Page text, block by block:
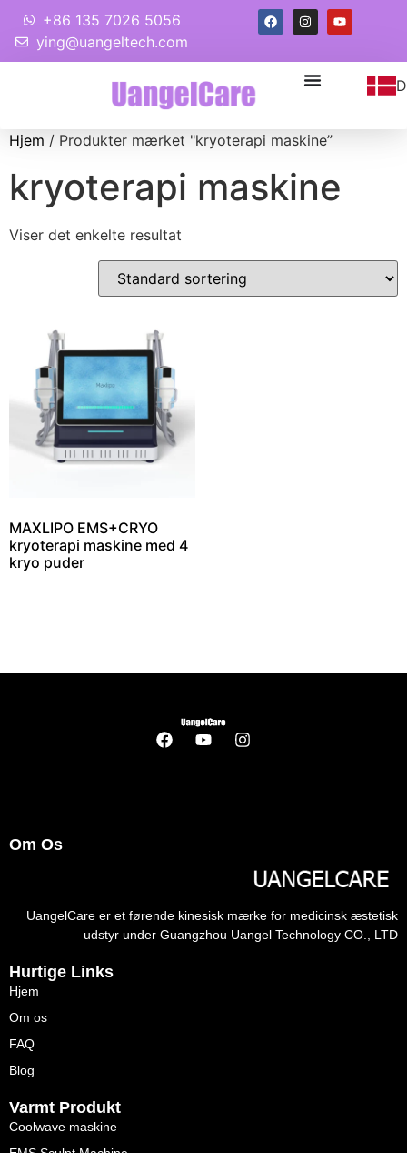
+86 135 7026 5056
ying@uangeltech.com
Hjem / Produkter mærket "kryoterapi maskine”
kryoterapi maskine
Viser det enkelte resultat
MAXLIPO EMS+CRYO
kryoterapi maskine med 4
kryo puder
Om Os
UangelCare er et førende kinesisk mærke for medicinsk æstetisk
udstyr under Guangzhou Uangel Technology CO., LTD
Hurtige Links
Hjem
Om os
FAQ
Blog
Varmt Produkt
Coolwave maskine